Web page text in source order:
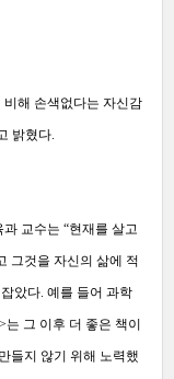
해 손색없다는 자신감
밝혔다.
교수는 “현재를 살고
그것을 자신의 삶에 적
았다. 예를 들어 과학
그 이후 더 좋은 책이
들지 않기 위해 노력했